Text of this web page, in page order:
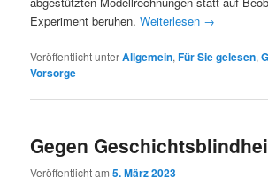
Experiment beruhen.Weiterlesen →
Veröffentlicht unterAllgemein,Für Sie gelesen,
Vorsorge
Gegen
Veröffentlicht am5. März 2023